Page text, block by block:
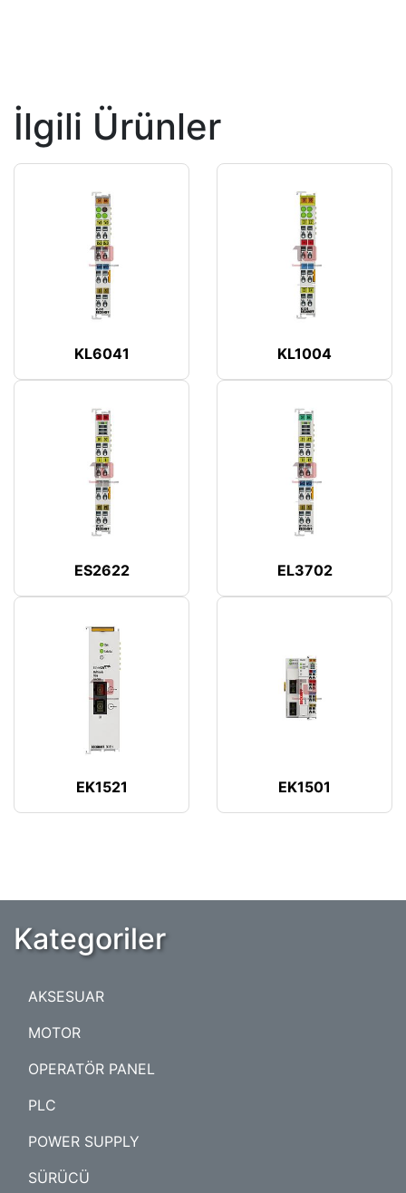
İlgili Ürünler
KL6041 KL1004
ES2622 EL3702
EK1521 EK1501
Kategoriler
AKSESUAR
MOTOR
OPERATÖR PANEL
PLC
POWER SUPPLY
SÜRÜCÜ